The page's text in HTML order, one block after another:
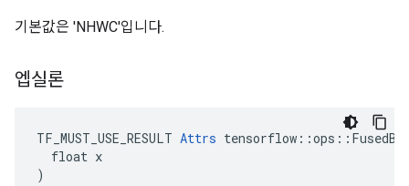
기본값은 'NHWC'입니다.
엡실론
TF_MUST_USE_RESULT Attrs
  float x
)